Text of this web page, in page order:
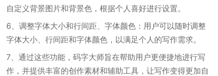
自定义背景图片和背景色，根据个人喜好进行设置。
6、调整字体大小和行间距、字体颜色：用户可以随时调整
字体大小、行间距和字体颜色，以满足个人的写作需求。
7、通过这些功能，码字大师旨在帮助用户更便捷地进行写
作，并提供丰富的创作素材和辅助工具，让写作变得更加自